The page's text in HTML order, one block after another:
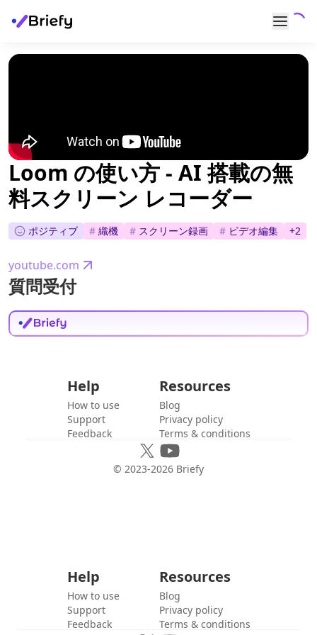
Loom の使い方 - AI 搭載の無
料スクリーン レコーダー
ポジティブ # 織機 # スクリーン録画 # ビデオ編集 +2
youtube.com
質問受付
Help
How to use
Support
Feedback
Resources
Blog
Privacy policy
Terms & conditions
© 2023-2026 Briefy
Help
How to use
Support
Feedback
Resources
Blog
Privacy policy
Terms & conditions